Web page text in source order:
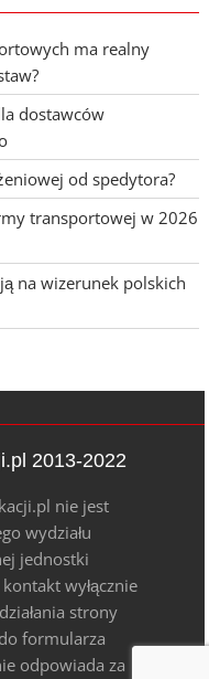
ma realny
dostawców
od spedytora?
transportowej w 2026
na wizerunek polskich
2013-2022
nie jest
wydziału
jednostki
wyłącznie
strony
formularza
odpowiada za